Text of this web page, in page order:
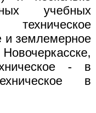
учебных
и землемерное
- в
в